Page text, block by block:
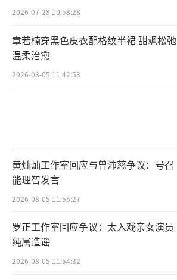
2026-07-28 10:58:28
章若楠穿黑色皮衣配格纹半裙 甜飒松弛
温柔治愈
2026-08-05 11:42:53
黄灿灿工作室回应与曾沛慈争议：号召
能理智发言
2026-08-05 11:56:27
罗正工作室回应争议：太入戏亲女演员
纯属造谣
2026-08-05 11:54:32